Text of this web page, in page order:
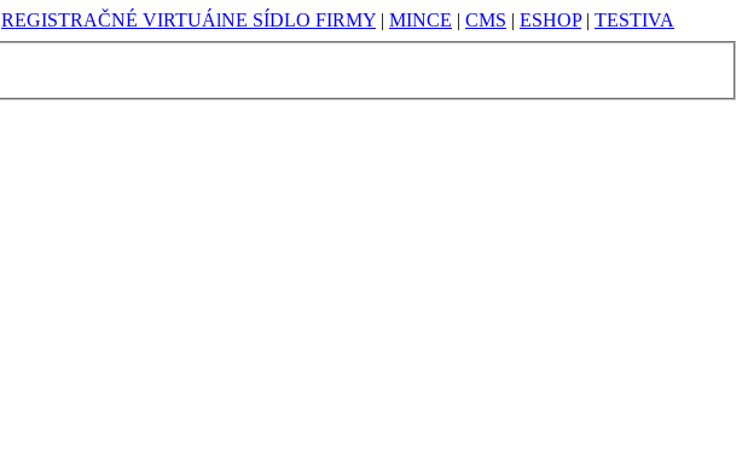
REGISTRAČNÉ VIRTUÁlNE SÍDLO FIRMY | MINCE | CMS | ESHOP| TESTIVA